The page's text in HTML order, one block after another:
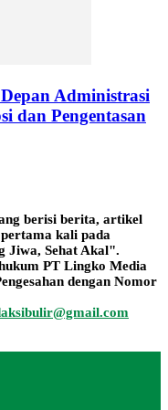
Administrasi
dan Pengentasan
berisi berita, artikel
kali pada
Jiwa, Sehat Akal".
PT Lingko Media
dengan Nomor